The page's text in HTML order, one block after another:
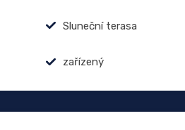
Sluneční terasa
zařízený